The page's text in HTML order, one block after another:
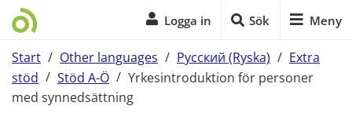
Logga in Sök Meny
Start / Other languages / Русский (Ryska) / Extra
stöd / Stöd A-Ö / Yrkesintroduktion för personer
med synnedsättning